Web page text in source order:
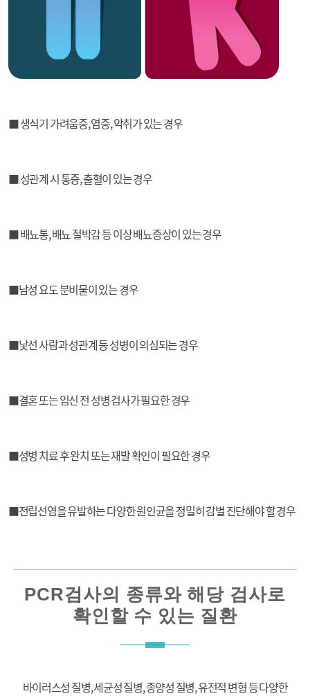
■ 생식기 가려움증, 염증, 악취가 있는 경우
■ 성관계 시 통증, 출혈이 있는 경우
■ 배뇨통, 배뇨 절박감 등 이상 배뇨증상이 있는 경우
■남성 요도 분비물이 있는 경우
■낯선 사람과 성관계 등 성병이 의심되는 경우
■결혼 또는 임신 전 성병 검사가 필요한 경우
■성병 치료 후 완치 또는 재발 확인이 필요한 경우
■전립선염을 유발하는 다양한 원인균을 정밀히 감별 진단해야 할 경우
PCR검사의 종류와 해당 검사로
확인할 수 있는 질환
바이러스성 질병, 세균성 질병, 종양성 질병, 유전적 변형 등 다양한